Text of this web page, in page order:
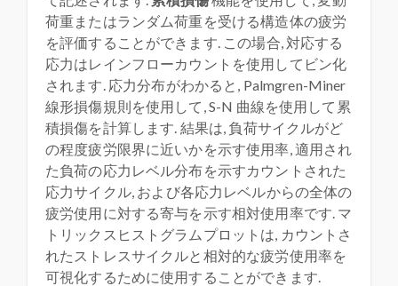
荷重またはランダム荷重を受ける構造体の疲労
を評価することができます. この場合, 対応する
応力はレインフローカウントを使用してビン化
されます. 応力分布がわかると, Palmgren-Miner
線形損傷規則を使用して, S-N 曲線を使用して累
積損傷を計算します. 結果は, 負荷サイクルがど
の程度疲労限界に近いかを示す使用率, 適用され
た負荷の応力レベル分布を示すカウントされた
応力サイクル, および各応力レベルからの全体の
疲労使用に対する寄与を示す相対使用率です. マ
トリックスヒストグラムプロットは, カウントさ
れたストレスサイクルと相対的な疲労使用率を
可視化するために使用することができます.